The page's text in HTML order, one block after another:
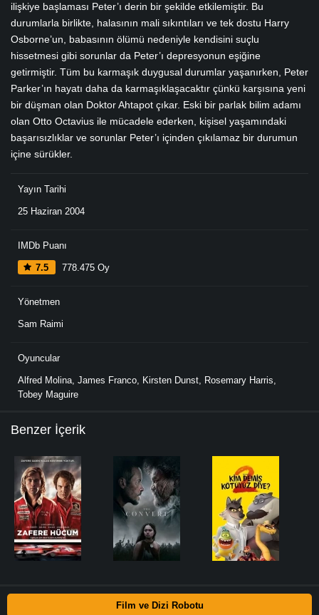
ilişkiye başlaması Peter’ı derin bir şekilde etkilemiştir. Bu
durumlarla birlikte, halasının mali sıkıntıları ve tek dostu Harry
Osborne’un, babasının ölümü nedeniyle kendisini suçlu
hissetmesi gibi sorunlar da Peter’ı depresyonun eşiğine
getirmiştir. Tüm bu karmaşık duygusal durumlar yaşanırken, Peter
Parker’ın hayatı daha da karmaşıklaşacaktır çünkü karşısına yeni
bir düşman olan Doktor Ahtapot çıkar. Eski bir parlak bilim adamı
olan Otto Octavius ​​ile mücadele ederken, kişisel yaşamındaki
başarısızlıklar ve sorunlar Peter’ı içinden çıkılamaz bir durumun
içine sürükler.
Yayın Tarihi
25 Haziran 2004
IMDb Puanı
7.5 778.475 Oy
Yönetmen
Sam Raimi
Oyuncular
Alfred Molina, James Franco, Kirsten Dunst, Rosemary Harris,
Tobey Maguire
Benzer İçerik
Film ve Dizi Robotu